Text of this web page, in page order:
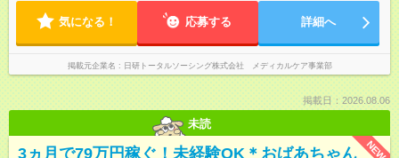
気になる！ 応募する 詳細へ
掲載元企業名 日研トータルソーシング株式会社 メディカルケア事業部
掲載日：2026.08.06
未読
NEW
3ヵ月で79万円稼ぐ！未経験OK＊おばあちゃん